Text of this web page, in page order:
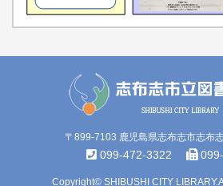
〒899-7103 鹿児島県志布志市志布
099-472-3322
Copyright© SHIBUSHI CITY